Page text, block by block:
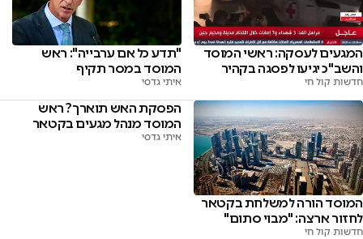
המגעים לעסקה: ראשי המוסד
והשב"כ יגיעו לפסגה בקהיר
חדשות קול חי
"תדע כל אם ערבייה": ראש
המוסד במסר תקיף
איתי גדסי
המוסד הורה למשלחת בקטאר
לחזור ארצה: "מבוי סתום"
חדשות קול חי
הפסקת האש תוארך? ראש
המוסד מנהל מגעים בקטאר
איתי גדסי